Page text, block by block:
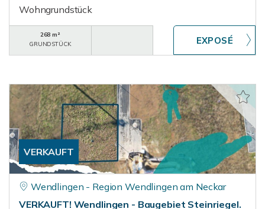
Wohngrundstück
268 m²
GRUNDSTÜCK
VERKAUFT
Wendlingen - Region Wendlingen am Neckar
VERKAUFT! Wendlingen - Baugebiet Steinriegel.